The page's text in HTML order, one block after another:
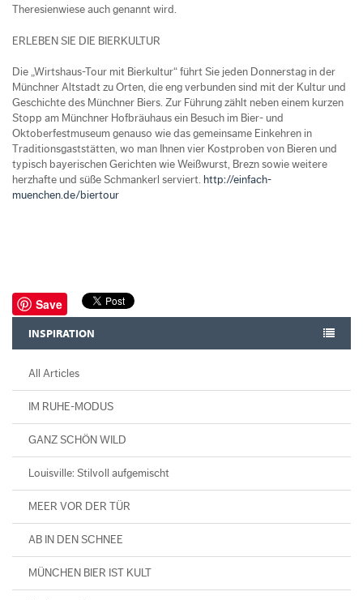
Theresienwiese auch genannt wird.
ERLEBEN SIE DIE BIERKULTUR
Die „Wirtshaus-Tour mit Bierkultur“ führt Sie jeden Donnerstag in der
Münchner Altstadt zu Orten, die eng verbunden sind mit der Kultur und
Geschichte des Münchner Biers. Zur Führung zählt neben einem kurzen
Stopp am Münchner Hofbräuhaus ein Besuch im Bier- und
Oktoberfestmuseum genauso wie das gemeinsame Einkehren in
Traditionsgaststätten, wo man Ihnen vier Kostproben von Bieren und
typisch bayerischen Gerichten wie Weißwurst, Brezn sowie weitere
herzhafte und süße Schmankerl serviert. http://einfach-
muenchen.de/biertour
Save
INSPIRATION
All Articles
IM RUHE-MODUS
GANZ SCHÖN WILD
Louisville: Stilvoll aufgemischt
MEER VOR DER TÜR
AB IN DEN SCHNEE
MÜNCHEN BIER IST KULT